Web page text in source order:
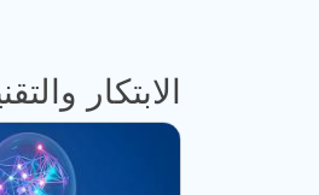
الابتكار